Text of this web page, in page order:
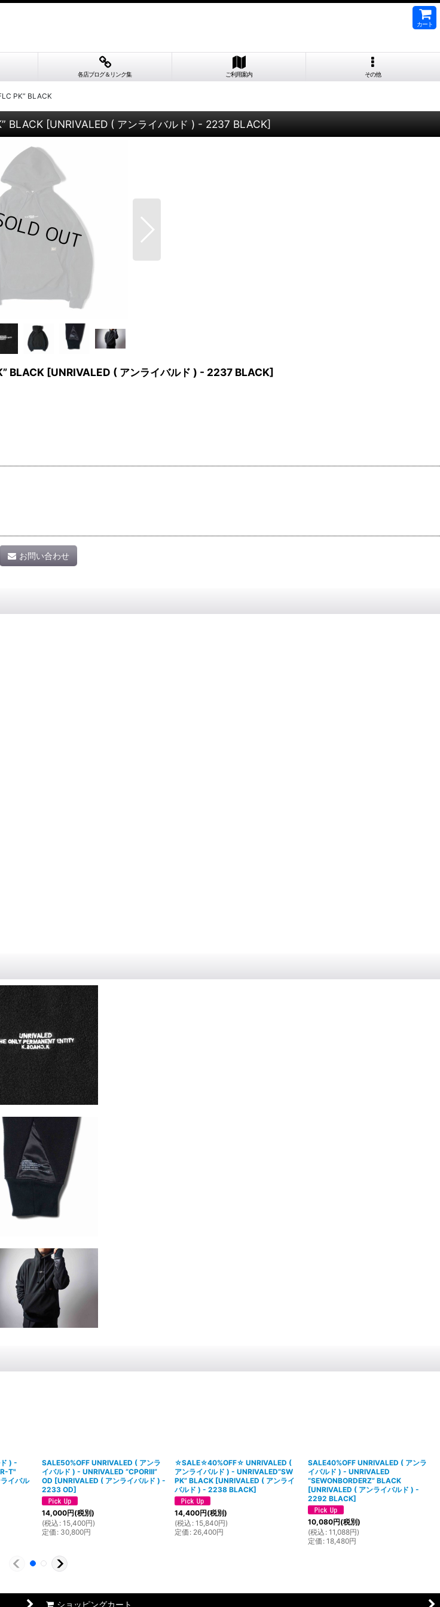
カート
各店ブログ＆リンク集 ご利用案内 その他
PK” BLACK
BLACK [UNRIVALED ( アンライバルド ) - 2237 BLACK]
BLACK [UNRIVALED ( アンライバルド ) - 2237 BLACK]
お問い合わせ
) -
T"
イバル
SALE50%OFF UNRIVALED ( アンラ
イバルド ) - UNRIVALED “CPORIII”
OD [UNRIVALED ( アンライバルド ) -
2233 OD]
14,000円(税別)
(税込 : 15,400円)
定価 : 30,800円
☆SALE☆40%OFF☆ UNRIVALED (
アンライバルド ) - UNRIVALED“SW
PK” BLACK [UNRIVALED ( アンライ
バルド ) - 2238 BLACK]
14,400円(税別)
(税込 : 15,840円)
定価 : 26,400円
SALE40%OFF UNRIVALED ( アンラ
イバルド ) - UNRIVALED
“SEWONBORDERZ” BLACK
[UNRIVALED ( アンライバルド ) -
2292 BLACK]
10,080円(税別)
(税込 : 11,088円)
定価 : 18,480円
ショッピングカート